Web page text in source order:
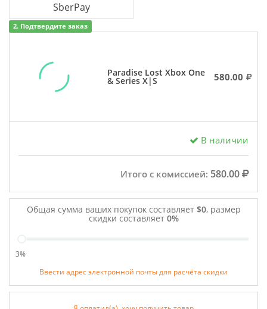
SberPay
2. Подтвердите заказ
Paradise Lost Xbox One
& Series X|S 580.00
В наличии
Итого с комиссией: 580.00
Общая сумма ваших покупок составляет $0, размер
скидки составляет 0%
3%
Ввести адрес электронной почты для расчёта скидки